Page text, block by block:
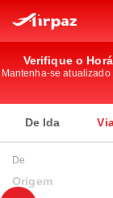
Verifique o
Mantenha-se
De Ida
De
Origem